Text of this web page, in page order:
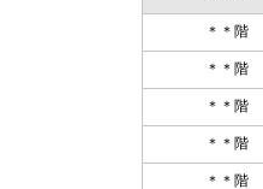
＊＊階
＊＊階
＊＊階
＊＊階
＊＊階